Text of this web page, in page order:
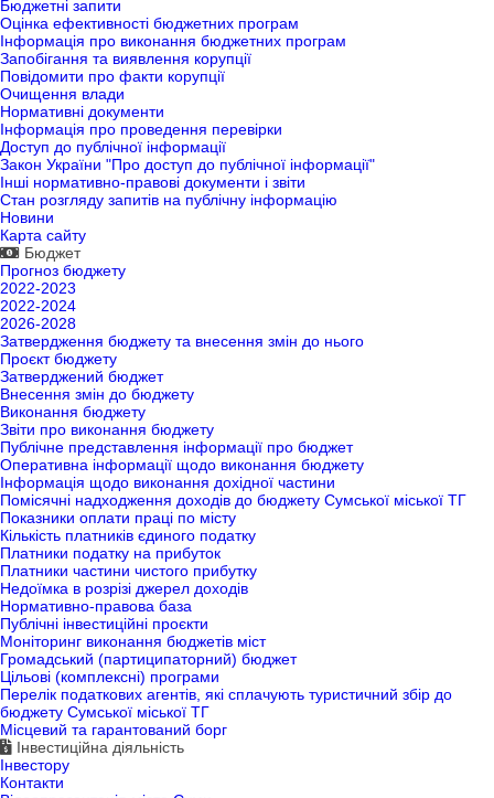
Бюджетні запити
Оцінка ефективності бюджетних програм
Інформація про виконання бюджетних програм
Запобігання та виявлення корупції
Повідомити про факти корупції
Очищення влади
Нормативні документи
Інформація про проведення перевірки
Доступ до публічної інформації
Закон України "Про доступ до публічної інформації"
Інші нормативно-правові документи і звіти
Стан розгляду запитів на публічну інформацію
Новини
Карта сайту
Бюджет
Прогноз бюджету
2022-2023
2022-2024
2026-2028
Затвердження бюджету та внесення змін до нього
Проєкт бюджету
Затверджений бюджет
Внесення змін до бюджету
Виконання бюджету
Звіти про виконання бюджету
Публічне представлення інформації про бюджет
Оперативна інформації щодо виконання бюджету
Інформація щодо виконання дохідної частини
Помісячні надходження доходів до бюджету Сумської міської ТГ
Показники оплати праці по місту
Кількість платників єдиного податку
Платники податку на прибуток
Платники частини чистого прибутку
Недоїмка в розрізі джерел доходів
Нормативно-правова база
Публічні інвестиційні проєкти
Моніторинг виконання бюджетів міст
Громадський (партиципаторний) бюджет
Цільові (комплексні) програми
Перелік податкових агентів, які сплачують туристичний збір до
бюджету Сумської міської ТГ
Місцевий та гарантований борг
Інвестиційна діяльність
Інвестору
Контакти